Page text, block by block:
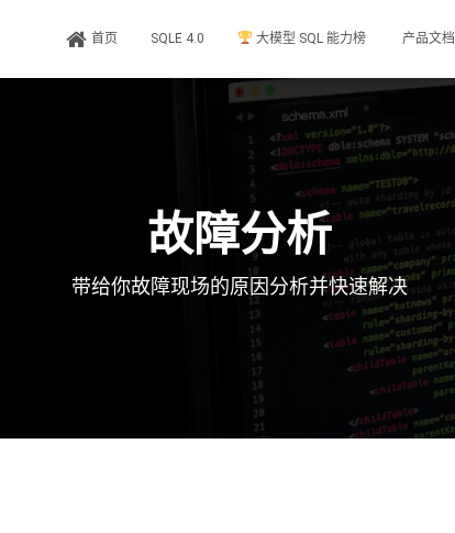
首页 SQLE 4.0 大模型 SQL 能力榜 产品文档
故障分析
带给你故障现场的原因分析并快速解决